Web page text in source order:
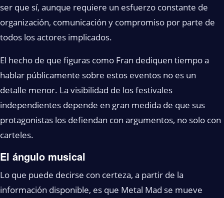
ser que sí, aunque requiere un esfuerzo constante de
organización, comunicación y compromiso por parte de
todos los actores implicados.
El hecho de que figuras como Fran dediquen tiempo a
hablar públicamente sobre estos eventos no es un
detalle menor. La visibilidad de los festivales
independientes depende en gran medida de que sus
protagonistas los defiendan con argumentos, no solo con
carteles.
El ángulo musical
Lo que puede decirse con certeza, a partir de la
información disponible, es que Metal Mad se mueve